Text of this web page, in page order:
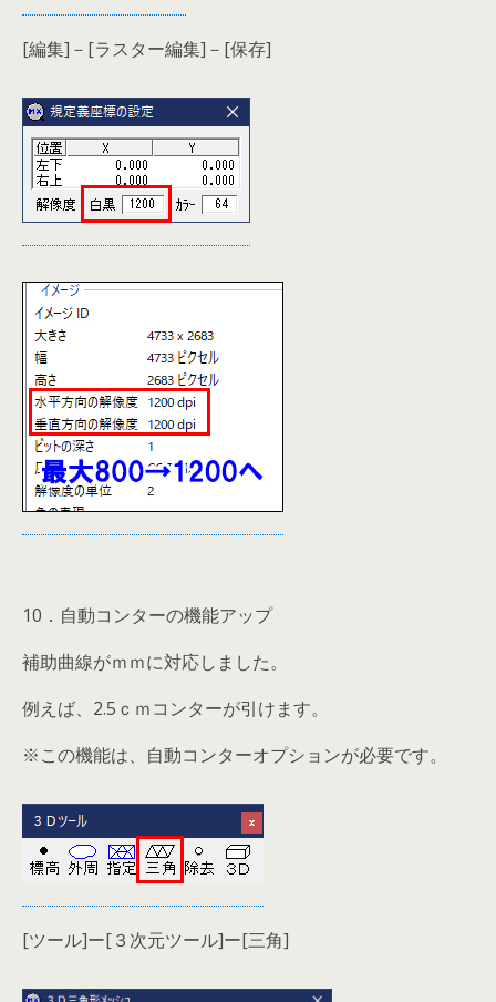
[編集]－[ラスター編集]－[保存]
10．自動コンターの機能アップ
補助曲線がｍｍに対応しました。
例えば、2.5ｃｍコンターが引けます。
※この機能は、自動コンターオプションが必要です。
[ツール]ー[３次元ツール]ー[三角]